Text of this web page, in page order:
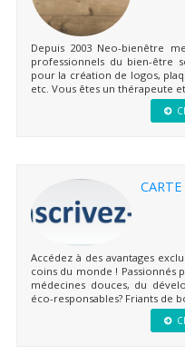
Depuis 2003 Neo-bienêtre
professionnels du bien-être
pour la création de logos,
etc. Vous êtes un thérapeute
Accédez à des avantages
coins du monde ! Passionnés
médecines douces, du
éco-responsables? Friants de